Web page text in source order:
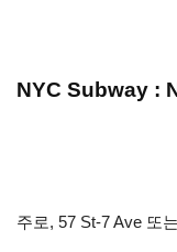
NYC Subway :
주로, 57 St-7 Ave 또